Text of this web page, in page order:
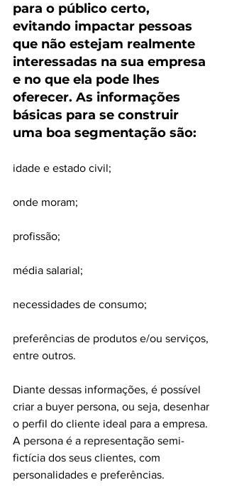
para o público certo,
evitando impactar pessoas
que não estejam realmente
interessadas na sua empresa
e no que ela pode lhes
oferecer. As informações
básicas para se construir
uma boa segmentação são:
idade e estado civil;
onde moram;
profissão;
média salarial;
necessidades de consumo;
preferências de produtos e/ou serviços,
entre outros.
Diante dessas informações, é possível
criar a buyer persona, ou seja, desenhar
o perfil do cliente ideal para a empresa.
A persona é a representação semi-
fictícia dos seus clientes, com
personalidades e preferências.